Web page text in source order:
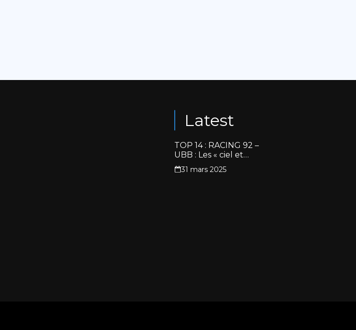
Latest
TOP 14 : RACING 92 –
UBB : Les « ciel et
blanc » renouent avec
la victoire
31 mars 2025